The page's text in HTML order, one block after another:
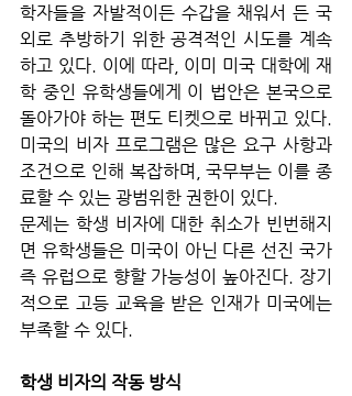
학자들을 자발적이든 수갑을 채워서 든 국
외로 추방하기 위한 공격적인 시도를 계속
하고 있다. 이에 따라, 이미 미국 대학에 재
학 중인 유학생들에게 이 법안은 본국으로
돌아가야 하는 편도 티켓으로 바뀌고 있다.
미국의 비자 프로그램은 많은 요구 사항과
조건으로 인해 복잡하며, 국무부는 이를 종
료할 수 있는 광범위한 권한이 있다.
문제는 학생 비자에 대한 취소가 빈번해지
면 유학생들은 미국이 아닌 다른 선진 국가
즉 유럽으로 향할 가능성이 높아진다. 장기
적으로 고등 교육을 받은 인재가 미국에는
부족할 수 있다.
학생 비자의 작동 방식